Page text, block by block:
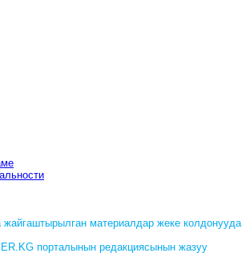
материалдар жеке колдонууда
порталынын редакциясынын жазуу